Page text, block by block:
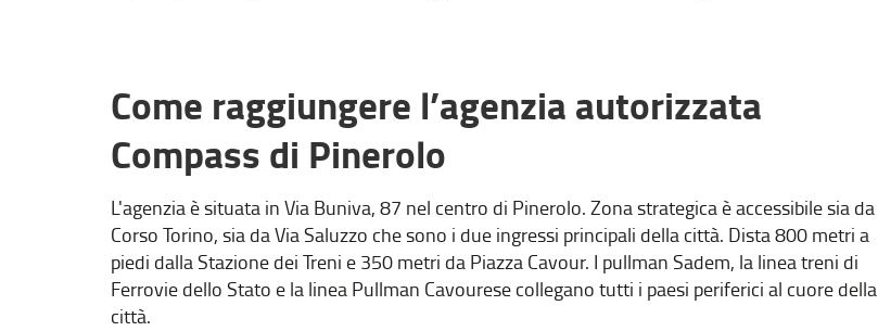
Come raggiungere l’agenzia autorizzata
Compass di Pinerolo
L'agenzia è situata in Via Buniva, 87 nel centro di Pinerolo. Zona strategica è accessibile sia da
Corso Torino, sia da Via Saluzzo che sono i due ingressi principali della città. Dista 800 metri a
piedi dalla Stazione dei Treni e 350 metri da Piazza Cavour. I pullman Sadem, la linea treni di
Ferrovie dello Stato e la linea Pullman Cavourese collegano tutti i paesi periferici al cuore della
città.